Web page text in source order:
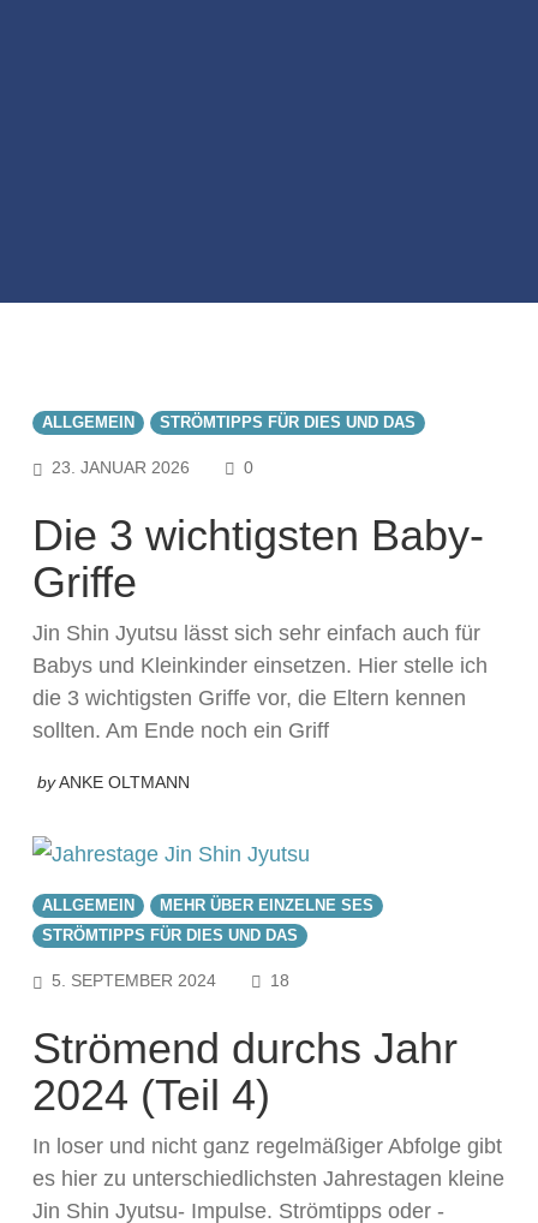
ALLGEMEIN STRÖMTIPPS FÜR DIES UND DAS
23. JANUAR 2026 0COMMENTS
Die 3 wichtigsten Baby-
Griffe
Jin Shin Jyutsu lässt sich sehr einfach auch für
Babys und Kleinkinder einsetzen. Hier stelle ich
die 3 wichtigsten Griffe vor, die Eltern kennen
sollten. Am Ende noch ein Griff
byANKE OLTMANN
ALLGEMEIN
MEHR ÜBER EINZELNE SES
STRÖMTIPPS FÜR DIES UND DAS
5. SEPTEMBER 2024 18
Strömend durchs Jahr
2024 (Teil 4)
In loser und nicht ganz regelmäßiger Abfolge gibt
es hier zu unterschiedlichsten Jahrestagen kleine
Jin Shin Jyutsu- Impulse. Strömtipps oder -